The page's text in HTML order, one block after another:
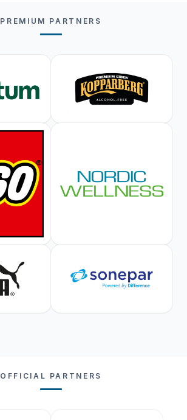
PREMIUM PARTNERS
OFFICIAL PARTNERS